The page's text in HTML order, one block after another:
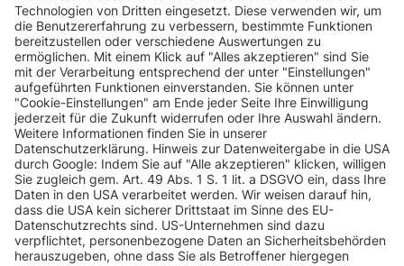
INFORMATIONEN
KUNDENSERVICE
INFORMATIONEN